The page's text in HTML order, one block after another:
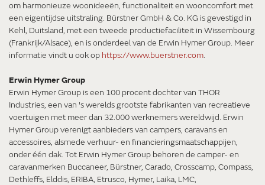
om harmonieuze woonideeën, functionaliteit en wooncomfort met
een eigentijdse uitstraling. Bürstner GmbH & Co. KG is gevestigd in
Kehl, Duitsland, met een tweede productiefaciliteit in Wissembourg
(Frankrijk/Alsace), en is onderdeel van de Erwin Hymer Group. Meer
informatie vindt u ook op https://www.buerstner.com.
Erwin Hymer Group
Erwin Hymer Group is een 100 procent dochter van THOR
Industries, een van 's werelds grootste fabrikanten van recreatieve
voertuigen met meer dan 32.000 werknemers wereldwijd. Erwin
Hymer Group verenigt aanbieders van campers, caravans en
accessoires, alsmede verhuur- en financieringsmaatschappijen,
onder één dak. Tot Erwin Hymer Group behoren de camper- en
caravanmerken Buccaneer, Bürstner, Carado, Crosscamp, Compass,
Dethleffs, Elddis, ERIBA, Etrusco, Hymer, Laika, LMC,